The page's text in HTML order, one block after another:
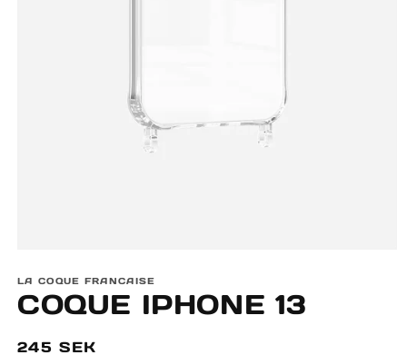
1
i
modalfönster
LA COQUE FRANCAISE
COQUE IPHONE 13
Ordinarie
245 SEK